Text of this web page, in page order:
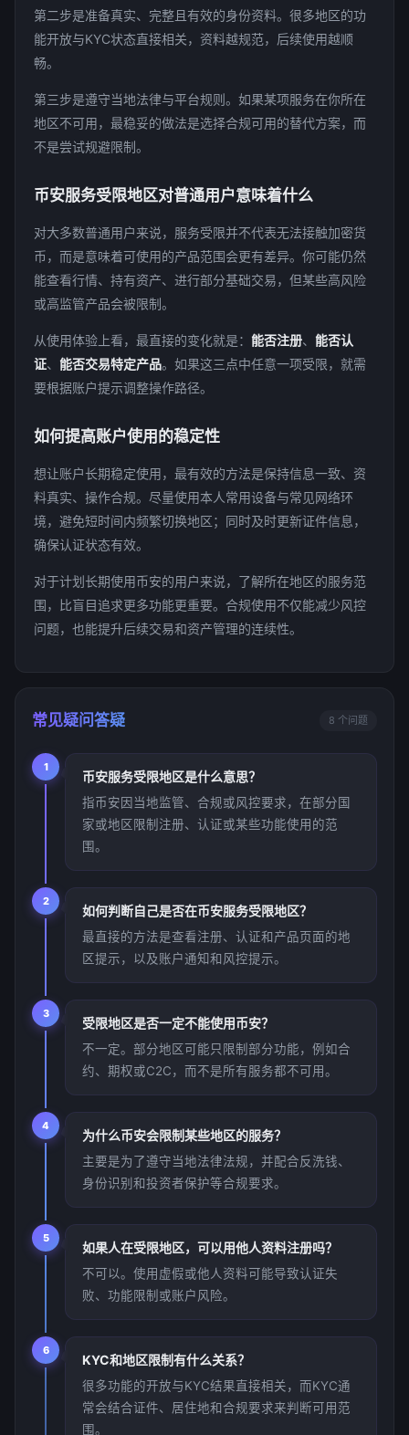
第二步是准备真实、完整且有效的身份资料。很多地区的功
能开放与KYC状态直接相关，资料越规范，后续使用越顺
畅。
第三步是遵守当地法律与平台规则。如果某项服务在你所在
地区不可用，最稳妥的做法是选择合规可用的替代方案，而
不是尝试规避限制。
币安服务受限地区对普通用户意味着什么
对大多数普通用户来说，服务受限并不代表无法接触加密货
币，而是意味着可使用的产品范围会更有差异。你可能仍然
能查看行情、持有资产、进行部分基础交易，但某些高风险
或高监管产品会被限制。
从使用体验上看，最直接的变化就是： 能否注册、 能否认
证、 能否交易特定产品。如果这三点中任意一项受限，就需
要根据账户提示调整操作路径。
如何提高账户使用的稳定性
想让账户长期稳定使用，最有效的方法是保持信息一致、资
料真实、操作合规。尽量使用本人常用设备与常见网络环
境，避免短时间内频繁切换地区；同时及时更新证件信息，
确保认证状态有效。
对于计划长期使用币安的用户来说，了解所在地区的服务范
围，比盲目追求更多功能更重要。合规使用不仅能减少风控
问题，也能提升后续交易和资产管理的连续性。
常见疑问答疑 8 个问题
1
币安服务受限地区是什么意思？
指币安因当地监管、合规或风控要求，在部分国
家或地区限制注册、认证或某些功能使用的范
围。
2
如何判断自己是否在币安服务受限地区？
最直接的方法是查看注册、认证和产品页面的地
区提示，以及账户通知和风控提示。
3
受限地区是否一定不能使用币安？
不一定。部分地区可能只限制部分功能，例如合
约、期权或C2C，而不是所有服务都不可用。
4
为什么币安会限制某些地区的服务？
主要是为了遵守当地法律法规，并配合反洗钱、
身份识别和投资者保护等合规要求。
5
如果人在受限地区，可以用他人资料注册吗？
不可以。使用虚假或他人资料可能导致认证失
败、功能限制或账户风险。
6
KYC和地区限制有什么关系？
很多功能的开放与KYC结果直接相关，而KYC通
常会结合证件、居住地和合规要求来判断可用范
围。